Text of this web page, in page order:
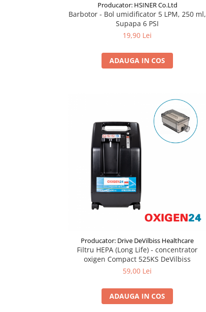
Producator: HSINER Co.Ltd
Barbotor - Bol umidificator 5 LPM, 250 ml,
Supapa 6 PSI
19,90 Lei
ADAUGA IN COS
Producator: Drive DeVilbiss Healthcare
Filtru HEPA (Long Life) - concentrator
oxigen Compact 525KS DeVilbiss
59,00 Lei
ADAUGA IN COS